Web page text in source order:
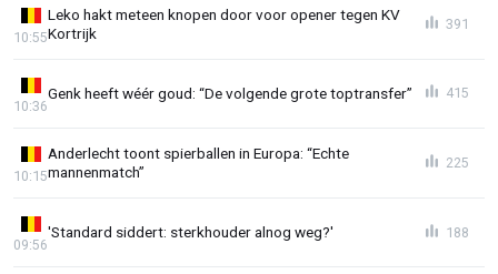
Leko hakt meteen knopen door voor opener tegen KV
Kortrijk
10:55
391
Genk heeft wéér goud: “De volgende grote toptransfer”
10:36
415
Anderlecht toont spierballen in Europa: “Echte
mannenmatch”
10:15
225
'Standard siddert: sterkhouder alnog weg?'
09:56
188